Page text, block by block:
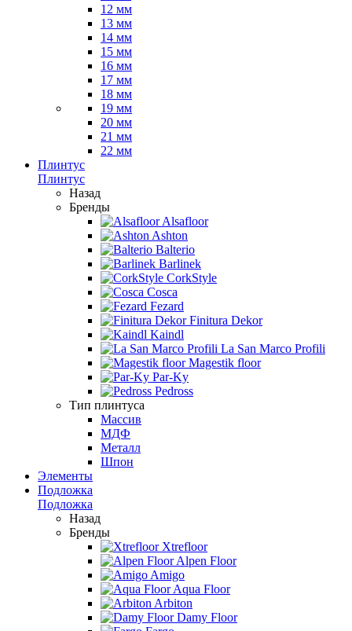
12 мм
13 мм
14 мм
15 мм
16 мм
17 мм
18 мм
19 мм
20 мм
21 мм
22 мм
Плинтус
Плинтус
Назад
Бренды
Alsafloor
Ashton
Balterio
Barlinek
CorkStyle
Cosca
Fezard
Finitura Dekor
Kaindl
La San Marco Profili
Magestik floor
Par-Ky
Pedross
Тип плинтуса
Массив
МДФ
Металл
Шпон
Элементы
Подложка
Подложка
Назад
Бренды
Xtrefloor
Alpen Floor
Amigo
Aqua Floor
Arbiton
Damy Floor